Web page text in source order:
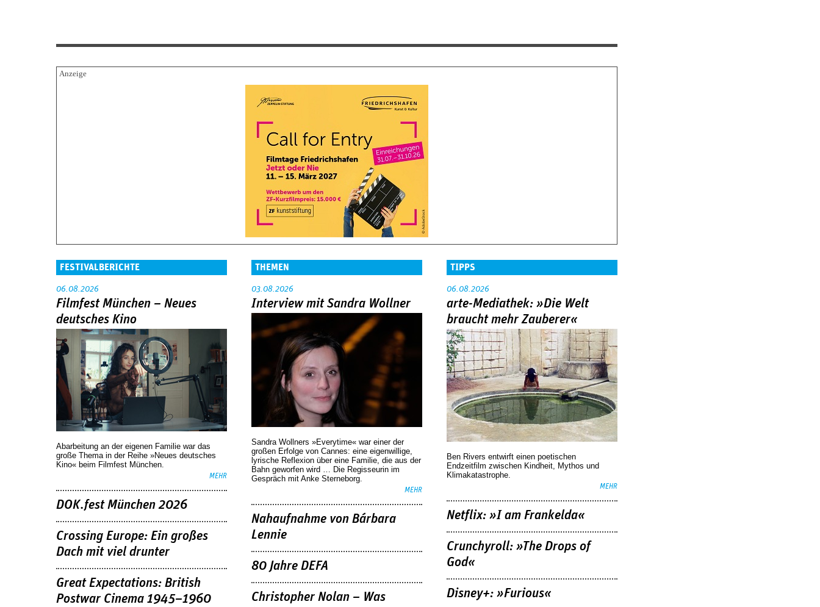
FESTIVALBERICHTE
06.08.2026
Filmfest München – Neues
deutsches Kino
Abarbeitung an der eigenen Familie war das
große Thema in der Reihe »Neues deutsches
Kino« beim Filmfest München.
MEHR
DOK.fest München 2026
Crossing Europe: Ein großes
Dach mit viel drunter
Great Expectations: British
Postwar Cinema 1945–1960
THEMEN
03.08.2026
Interview mit Sandra Wollner
Sandra Wollners »Everytime« war einer der
großen Erfolge von Cannes: eine eigenwillige,
lyrische Reflexion über eine ­Familie, die aus der
Bahn geworfen wird … Die Regisseurin im
Gespräch mit Anke Sterneborg.
MEHR
Nahaufnahme von Bárbara
Lennie
80 Jahre DEFA
Christopher Nolan – Was
TIPPS
06.08.2026
arte-Mediathek: »Die Welt
braucht mehr Zauberer«
Ben Rivers entwirft einen poetischen
Endzeitfilm zwischen Kindheit, Mythos und
Klimakatastrophe.
MEHR
Netflix: »I am Frankelda«
Crunchyroll: »The Drops of
God«
Disney+: »Furious«